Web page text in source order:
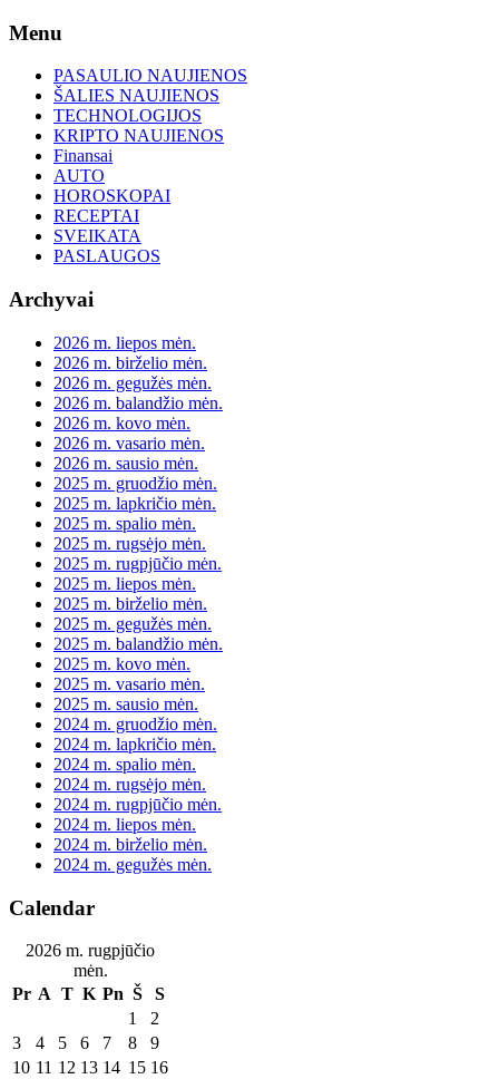
Skip
content
Menu
PASAULIO NAUJIENOS
ŠALIES NAUJIENOS
TECHNOLOGIJOS
KRIPTO NAUJIENOS
Finansai
AUTO
HOROSKOPAI
RECEPTAI
SVEIKATA
PASLAUGOS
Archyvai
2026 m. liepos mėn.
2026 m. birželio mėn.
2026 m. gegužės mėn.
2026 m. balandžio mėn.
2026 m. kovo mėn.
2026 m. vasario mėn.
2026 m. sausio mėn.
2025 m. gruodžio mėn.
2025 m. lapkričio mėn.
2025 m. spalio mėn.
2025 m. rugsėjo mėn.
2025 m. rugpjūčio mėn.
2025 m. liepos mėn.
2025 m. birželio mėn.
2025 m. gegužės mėn.
2025 m. balandžio mėn.
2025 m. kovo mėn.
2025 m. vasario mėn.
2025 m. sausio mėn.
2024 m. gruodžio mėn.
2024 m. lapkričio mėn.
2024 m. spalio mėn.
2024 m. rugsėjo mėn.
2024 m. rugpjūčio mėn.
2024 m. liepos mėn.
2024 m. birželio mėn.
2024 m. gegužės mėn.
Calendar
2026 m. rugpjūčio
mėn.
Pr A T K Pn Š
S
1
2
3
4 5 6 7 8
9
10 11 12 13 14 15 16